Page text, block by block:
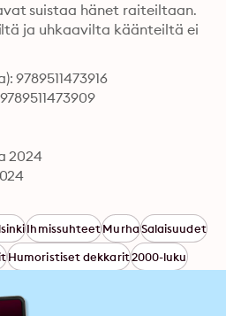
suistaa hänet raiteiltaan.
ja uhkaavilta käänteiltä ei
9789511473916
2024
IhmissuhteetMurhaSalaisuudet
Humoristiset dekkarit2000-luku